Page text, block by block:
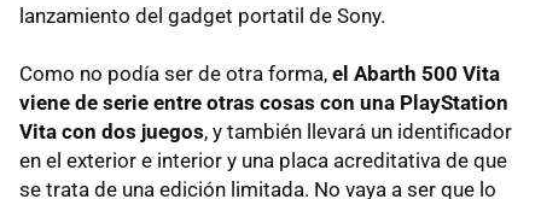
lanzamiento del gadget portatil de Sony.
Como no podía ser de otra forma, el Abarth 500 Vita
viene de serie entre otras cosas con una PlayStation
Vita con dos juegos, y también llevará un identificador
en el exterior e interior y una placa acreditativa de que
se trata de una edición limitada. No vaya a ser que lo